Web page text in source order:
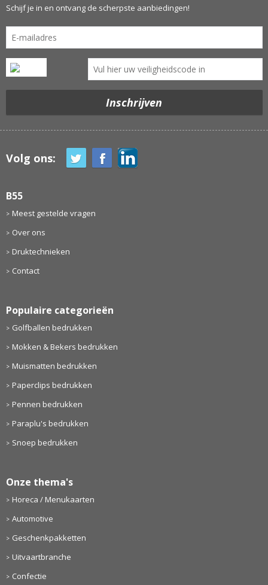
Schijf je in en ontvang de scherpste aanbiedingen!
Volg ons:
B55
Meest gestelde vragen
Over ons
Druktechnieken
Contact
Populaire categorieën
Golfballen bedrukken
Mokken & Bekers bedrukken
Muismatten bedrukken
Paperclips bedrukken
Pennen bedrukken
Paraplu's bedrukken
Snoep bedrukken
Onze thema's
Horeca / Menukaarten
Automotive
Geschenkpakketten
Uitvaartbranche
Confectie